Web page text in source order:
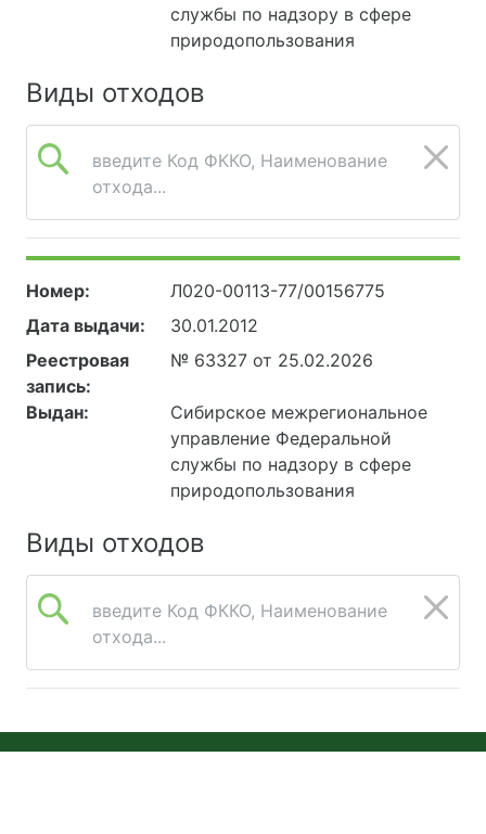
службы по надзору в сфере
природопользования
Виды отходов
введите Код ФККО, Наименование
отхода...
Номер:
Л020-00113-77/00156775
Дата выдачи:
30.01.2012
Реестровая
запись:
№ 63327 от 25.02.2026
Выдан:
Сибирское межрегиональное
управление Федеральной
службы по надзору в сфере
природопользования
Виды отходов
введите Код ФККО, Наименование
отхода...